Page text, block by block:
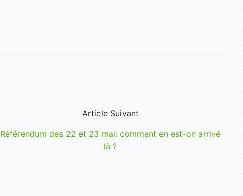
Article Suivant
Référendum des 22 et 23 mai: comment en est-on arrivé
là ?